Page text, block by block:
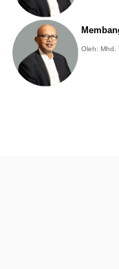
Oleh: Mhd.